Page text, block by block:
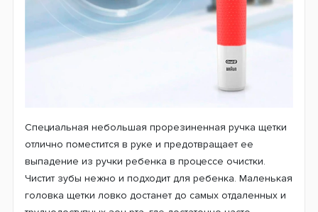
Специальная небольшая прорезиненная ручка щетки
отлично поместится в руке и предотвращает ее
выпадение из ручки ребенка в процессе очистки.
Чистит зубы нежно и подходит для ребенка. Маленькая
головка щетки ловко достанет до самых отдаленных и